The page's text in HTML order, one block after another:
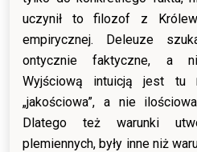
uczynił to filozof z
empirycznej. Deleuze
ontycznie faktyczne, a
Wyjściową intuicją jest tu
„jakościowa”, a nie
Dlatego też warunki
plemiennych, były inne niż